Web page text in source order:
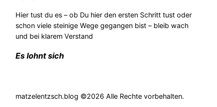
Hier tust du es – ob Du hier den ersten Schritt tust oder
schon viele steinige Wege gegangen bist – bleib wach
und bei klarem Verstand
Es lohnt sich
matzelentzsch.blog ©2026 Alle Rechte vorbehalten.